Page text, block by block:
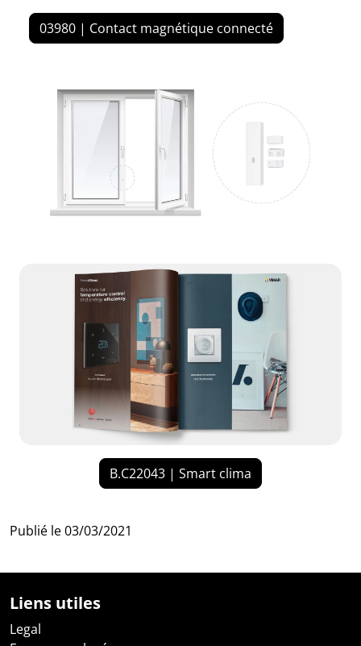
03980 | Contact magnétique connecté
B.C22043 | Smart clima
Publié le03/03/2021
Liens utiles
Legal